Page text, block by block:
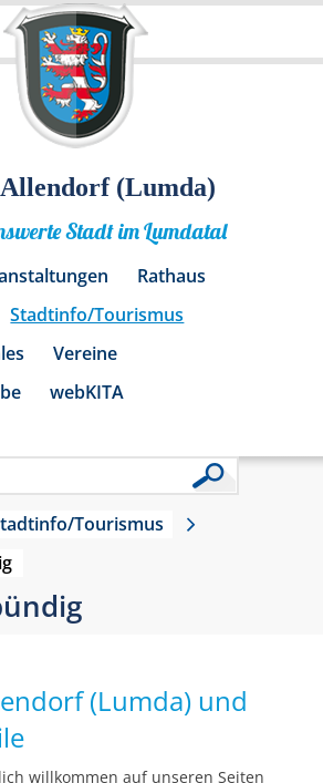
(Lumda)
Stadt im Lumdatal
Rathaus
Stadtinfo/Tourismus
Vereine
webKITA
Tourismus
(Lumda) und
willkommen auf unseren Seiten